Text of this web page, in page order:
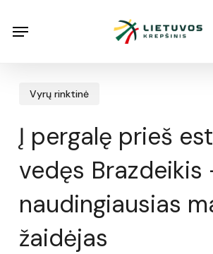
Menu
Vyrų rinktinė
Į pergalę prieš
vedęs Brazdeikis
naudingiausias
žaidėjas